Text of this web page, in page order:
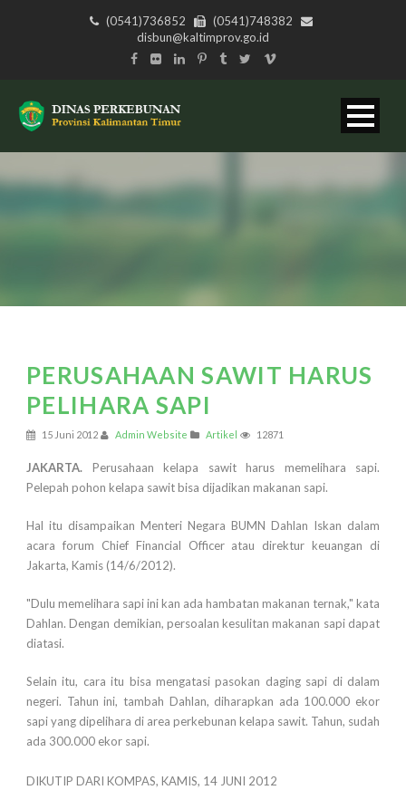
(0541)736852
(0541)748382
disbun@kaltimprov.go.id
PERUSAHAAN SAWIT HARUS
PELIHARA SAPI
15 Juni 2012 Admin Website Artikel 12871
JAKARTA. Perusahaan kelapa sawit harus memelihara sapi.
Pelepah pohon kelapa sawit bisa dijadikan makanan sapi.
Hal itu disampaikan Menteri Negara BUMN Dahlan Iskan dalam
acara forum Chief Financial Officer atau direktur keuangan di
Jakarta, Kamis (14/6/2012).
"Dulu memelihara sapi ini kan ada hambatan makanan ternak," kata
Dahlan. Dengan demikian, persoalan kesulitan makanan sapi dapat
diatasi.
Selain itu, cara itu bisa mengatasi pasokan daging sapi di dalam
negeri. Tahun ini, tambah Dahlan, diharapkan ada 100.000 ekor
sapi yang dipelihara di area perkebunan kelapa sawit. Tahun, sudah
ada 300.000 ekor sapi.
DIKUTIP DARI KOMPAS, KAMIS, 14 JUNI 2012